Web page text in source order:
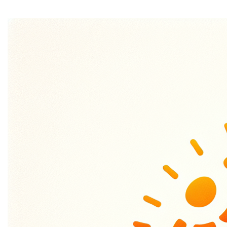
is dé domeinnaam die je smaakpapillen
doet dansen! Of je nu een passie hebt voor de Spaanse
keuken of gewoon dol bent op sappige gehaktballetjes,
deze naam laat je hongerig naar meer. Met zijn speelse
klank en duidelijke verwijzing naar het geliefde gerecht,
de perfecte keuze voor iedereen die